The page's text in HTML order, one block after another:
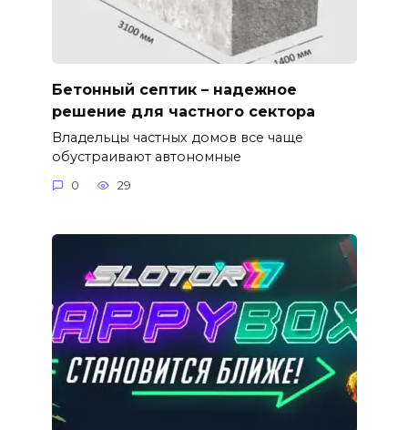
Бетонный септик – надежное
решение для частного сектора
Владельцы частных домов все чаще
обустраивают автономные
0 29